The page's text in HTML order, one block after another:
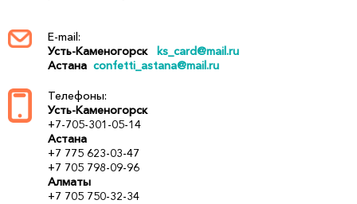
E-mail:
Усть-Каменогорск
ks_card@mail.ru
Астана confetti_astana@mail.ru
Телефоны:
Усть-Каменогорск
+7-705-301-05-14
Астана
+7 775 623-03-47
+7 705 798-09-96
Алматы
+7 705 750-32-34